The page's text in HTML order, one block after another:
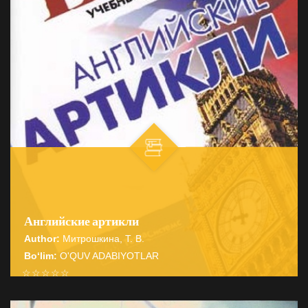
Английские артикли
Author: Митрошкина, Т. В.
Bo‘lim: O'QUV ADABIYOTLAR
☆
☆
☆
☆
☆
Справочник содержит подробные сведения о системе